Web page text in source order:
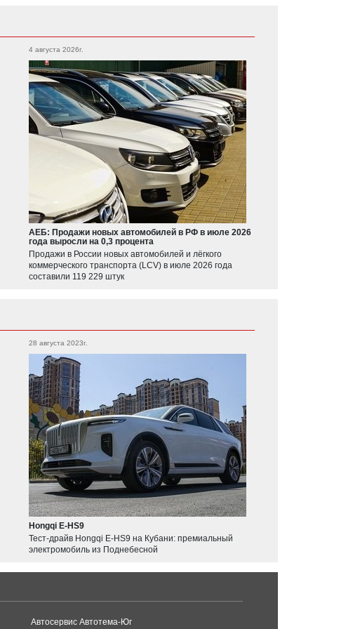
4 августа 2026г.
АЕБ: Продажи новых автомобилей в РФ в июле 2026
года выросли на 0,3 процента
Продажи в России новых автомобилей и лёгкого
коммерческого транспорта (LCV) в июле 2026 года
составили 119 229 штук
28 августа 2023г.
Hongqi E-HS9
Тест-драйв Hongqi E-HS9 на Кубани: премиальный
электромобиль из Поднебесной
Автосервис Автотема-Юг